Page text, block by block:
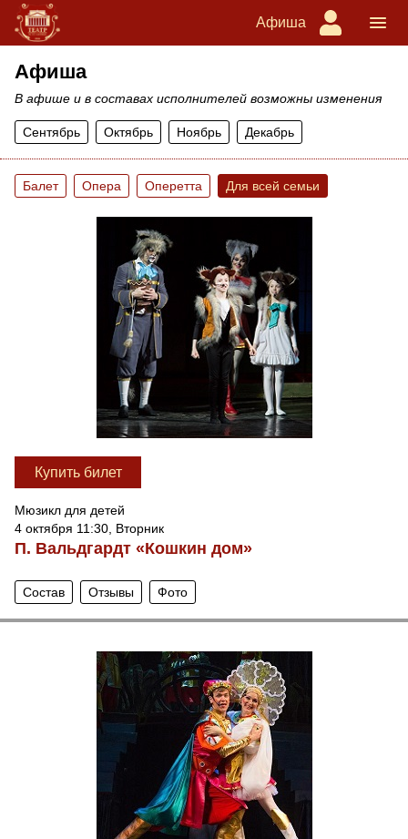
Афиша
Афиша
В афише и в составах исполнителей возможны изменения
Сентябрь Октябрь Ноябрь Декабрь
Балет Опера Оперетта Для всей семьи
Купить билет
Мюзикл для детей
4 октября 11:30, Вторник
П. Вальдгардт «Кошкин дом»
Состав Отзывы Фото